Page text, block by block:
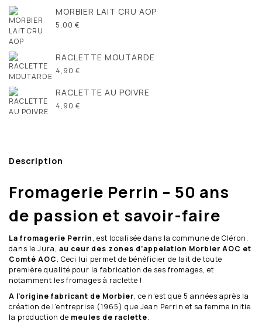
MORBIER LAIT CRU AOP
5,00 €
RACLETTE MOUTARDE
4,90 €
RACLETTE AU POIVRE
4,90 €
Description
Fromagerie Perrin – 50 ans
de passion et savoir-faire
La fromagerie Perrin, est localisée dans la commune de Cléron,
dans le Jura, au ceur des zones d’appelation Morbier AOC et
Comté AOC. Ceci lui permet de bénéficier de lait de toute
première qualité pour la fabrication de ses fromages, et
notamment les fromages à raclette !
A l’origine fabricant de Morbier, ce n’est que 5 années après la
création de l’entreprise (1965) que Jean Perrin et sa femme initie
la production de meules de raclette.